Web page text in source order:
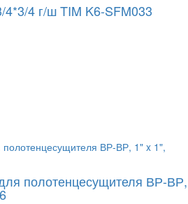
4 г/ш TIM K6-SFM033
полотенцесущителя ВР-ВР,